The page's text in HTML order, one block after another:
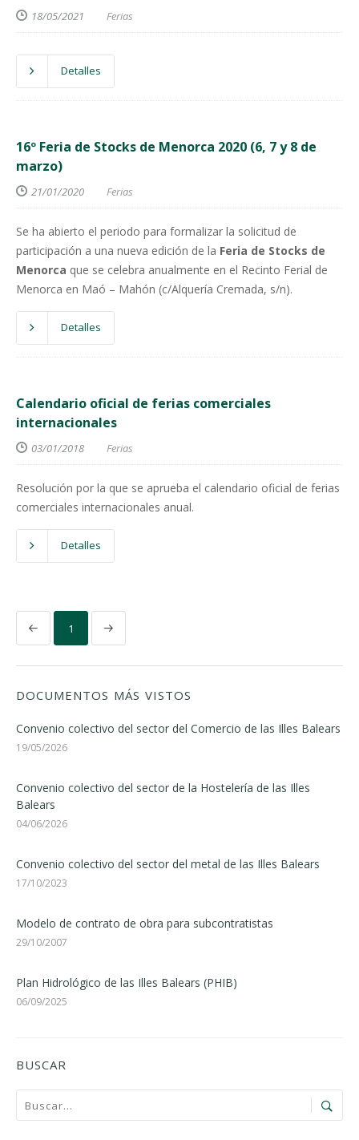
18/05/2021 Ferias
Detalles
16º Feria de Stocks de Menorca 2020 (6, 7 y 8 de
marzo)
21/01/2020 Ferias
Se ha abierto el periodo para formalizar la solicitud de
participación a una nueva edición de la Feria de Stocks de
Menorca que se celebra anualmente en el Recinto Ferial de
Menorca en Maó – Mahón (c/Alquería Cremada, s/n).
Detalles
Calendario oficial de ferias comerciales
internacionales
03/01/2018 Ferias
Resolución por la que se aprueba el calendario oficial de ferias
comerciales internacionales anual.
Detalles
1
DOCUMENTOS MÁS VISTOS
Convenio colectivo del sector del Comercio de las Illes Balears
19/05/2026
Convenio colectivo del sector de la Hostelería de las Illes
Balears
04/06/2026
Convenio colectivo del sector del metal de las Illes Balears
17/10/2023
Modelo de contrato de obra para subcontratistas
29/10/2007
Plan Hidrológico de las Illes Balears (PHIB)
06/09/2025
BUSCAR